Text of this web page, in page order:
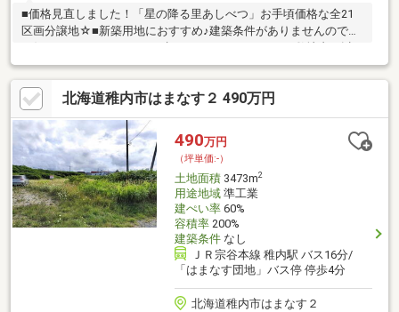
■価格見直しました！「星の降る里あしべつ」お手頃価格な全21
区画分譲地☆■新築用地におすすめ♪建築条件がありませんので、
前使用されていた汚水桝及び土地改良区の用水路がある区画があ
ります。撤去する場合は買主様のご負担でお願い致します。■現
在地目が農地となるため、売買契約後、お引渡し前までに農業委
員会へ「農地法第5条申請」を行う必要があります。詳細は弊社ま
でお問い合わせください。■2番5面積・価格共に上記記載の通り
■2番13～2番20面積315㎡・価格100万円■2番22(角地)面積:324
㎡・価格100万円
北海道稚内市はまなす２ 490万円
490万円
（坪単価:-）
土地面積3473m2
用途地域準工業
建ぺい率60%
容積率200%
建築条件なし
ＪＲ宗谷本線 稚内駅 バス16分/
「はまなす団地」バス停 停歩4分
北海道稚内市はまなす２